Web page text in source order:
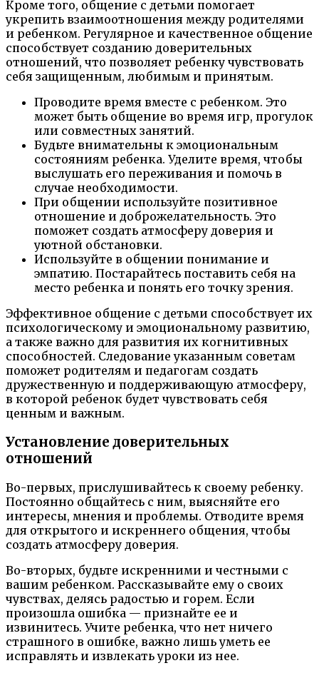
Кроме того, общение с детьми помогает
укрепить взаимоотношения между родителями
и ребенком. Регулярное и качественное общение
способствует созданию доверительных
отношений, что позволяет ребенку чувствовать
себя защищенным, любимым и принятым.
Проводите время вместе с ребенком. Это
может быть общение во время игр, прогулок
или совместных занятий.
Будьте внимательны к эмоциональным
состояниям ребенка. Уделите время, чтобы
выслушать его переживания и помочь в
случае необходимости.
При общении используйте позитивное
отношение и доброжелательность. Это
поможет создать атмосферу доверия и
уютной обстановки.
Используйте в общении понимание и
эмпатию. Постарайтесь поставить себя на
место ребенка и понять его точку зрения.
Эффективное общение с детьми способствует их
психологическому и эмоциональному развитию,
а также важно для развития их когнитивных
способностей. Следование указанным советам
поможет родителям и педагогам создать
дружественную и поддерживающую атмосферу,
в которой ребенок будет чувствовать себя
ценным и важным.
Установление доверительных
отношений
Во-первых, прислушивайтесь к своему ребенку.
Постоянно общайтесь с ним, выясняйте его
интересы, мнения и проблемы. Отводите время
для открытого и искреннего общения, чтобы
создать атмосферу доверия.
Во-вторых, будьте искренними и честными с
вашим ребенком. Рассказывайте ему о своих
чувствах, делясь радостью и горем. Если
произошла ошибка — признайте ее и
извинитесь. Учите ребенка, что нет ничего
страшного в ошибке, важно лишь уметь ее
исправлять и извлекать уроки из нее.